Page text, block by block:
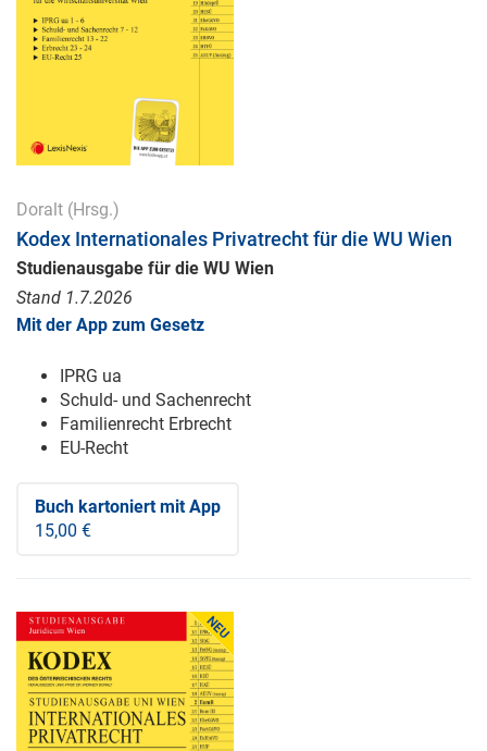
Doralt (Hrsg.)
Kodex Internationales Privatrecht für die WU Wien
Studienausgabe für die WU Wien
Stand 1.7.2026
Mit der App zum Gesetz
IPRG ua
Schuld- und Sachenrecht
Familienrecht Erbrecht
EU-Recht
Buch kartoniertmit App
15,00 €